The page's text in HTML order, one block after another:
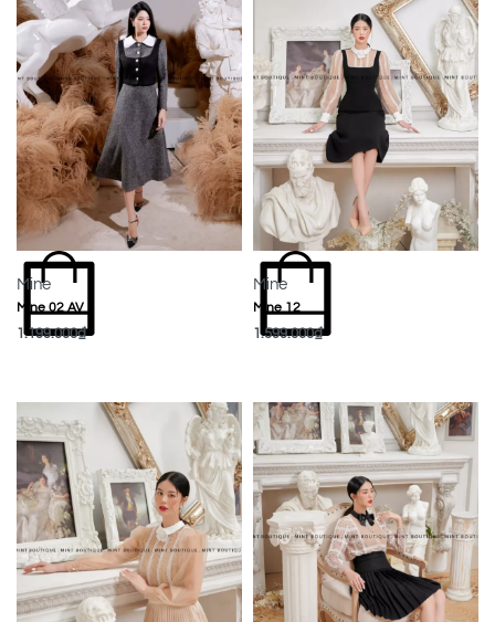
Mine
Mine 02 AV
1.199.000₫
Mine
Mine 12
1.599.000₫